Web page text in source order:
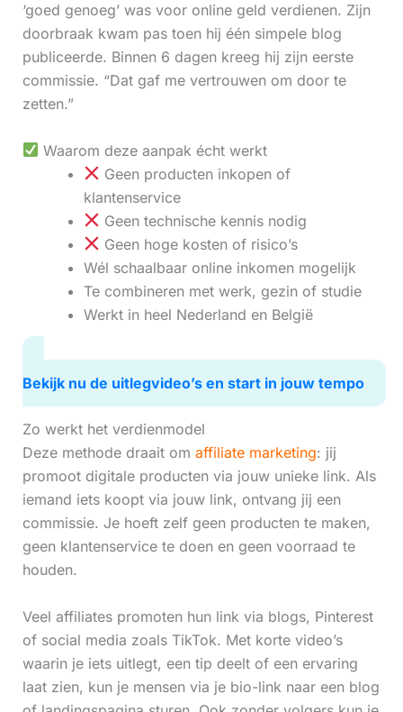
‘goed genoeg’ was voor online geld verdienen. Zijn
doorbraak kwam pas toen hij één simpele blog
publiceerde. Binnen 6 dagen kreeg hij zijn eerste
commissie. “Dat gaf me vertrouwen om door te
zetten.”
Waarom deze aanpak écht werkt
Geen producten inkopen of
klantenservice
Geen technische kennis nodig
Geen hoge kosten of risico’s
Wél schaalbaar online inkomen mogelijk
Te combineren met werk, gezin of studie
Werkt in heel Nederland en België
Bekijk nu de uitlegvideo’s en start in jouw tempo
Zo werkt het verdienmodel
Deze methode draait om affiliate marketing: jij
promoot digitale producten via jouw unieke link. Als
iemand iets koopt via jouw link, ontvang jij een
commissie. Je hoeft zelf geen producten te maken,
geen klantenservice te doen en geen voorraad te
houden.
Veel affiliates promoten hun link via blogs, Pinterest
of social media zoals TikTok. Met korte video’s
waarin je iets uitlegt, een tip deelt of een ervaring
laat zien, kun je mensen via je bio-link naar een blog